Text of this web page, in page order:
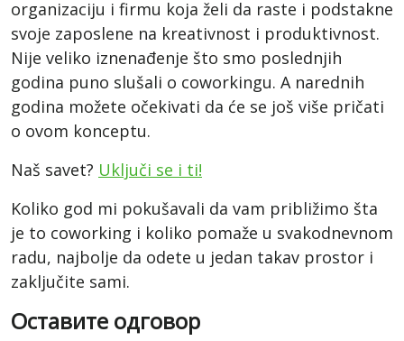
organizaciju i firmu koja želi da raste i podstakne
svoje zaposlene na kreativnost i produktivnost.
Nije veliko iznenađenje što smo poslednjih
godina puno slušali o coworkingu. A narednih
godina možete očekivati da će se još više pričati
o ovom konceptu.
Naš savet? Uključi se i ti!
Koliko god mi pokušavali da vam približimo šta
je to coworking i koliko pomaže u svakodnevnom
radu, najbolje da odete u jedan takav prostor i
zaključite sami.
Оставите одговор